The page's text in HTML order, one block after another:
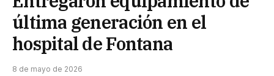
última generación en el
hospital de Fontana
8 de mayo de 2026